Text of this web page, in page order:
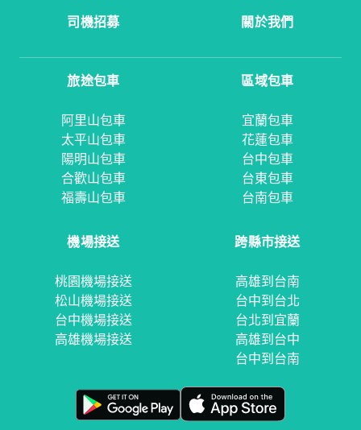
司機招募
關於我們
旅途包車
阿里山包車
太平山包車
陽明山包車
合歡山包車
福壽山包車
區域包車
宜蘭包車
花蓮包車
台中包車
台東包車
台南包車
機場接送
桃園機場接送
松山機場接送
台中機場接送
高雄機場接送
跨縣市接送
高雄到台南
台中到台北
台北到宜蘭
高雄到台中
台中到台南